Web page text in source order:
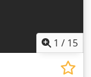
1 / 15